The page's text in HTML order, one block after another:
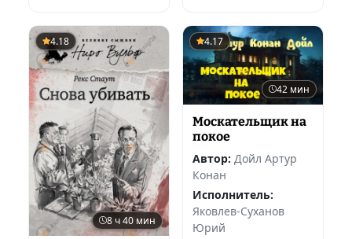
4.18
8 ч 40 мин
4.17
42 мин
Москательщик на
покое
Автор: Дойл Артур
Конан
Исполнитель:
Яковлев-Суханов
Юрий